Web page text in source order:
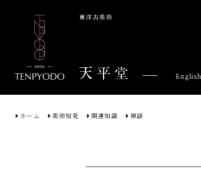
東洋古美術
English
ホーム 美術知見 関連知識 禅語